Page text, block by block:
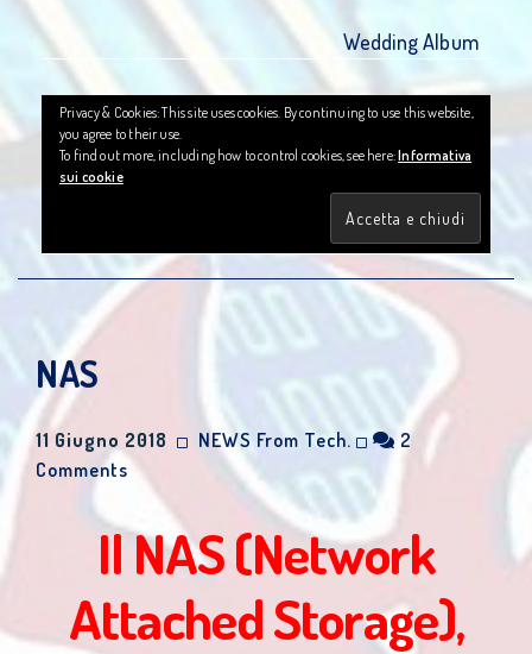
Wedding Album
Privacy & Cookies: This site uses cookies. By continuing to use this website,
you agree to their use.
To find out more, including how to control cookies, see here:Informativa
sui cookie
NAS
11 Giugno 2018 NEWS From Tech.
2
Comments
Il NAS (Network
Attached Storage),